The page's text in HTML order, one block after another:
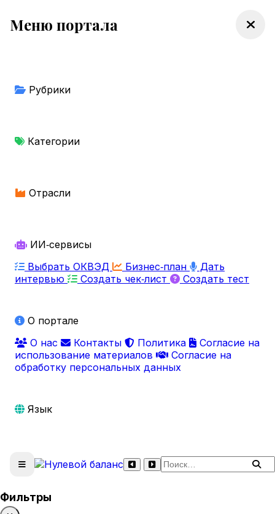
Меню портала
Рубрики
Категории
Отрасли
ИИ‑сервисы
Выбрать ОКВЭД
Бизнес‑план
Дать
интервью
Создать чек‑лист Создать тест
О портале
О нас
Контакты Политика
Согласие на
использование материалов
Согласие на
обработку персональных данных
Язык
Поиск по сайту
Фильтры